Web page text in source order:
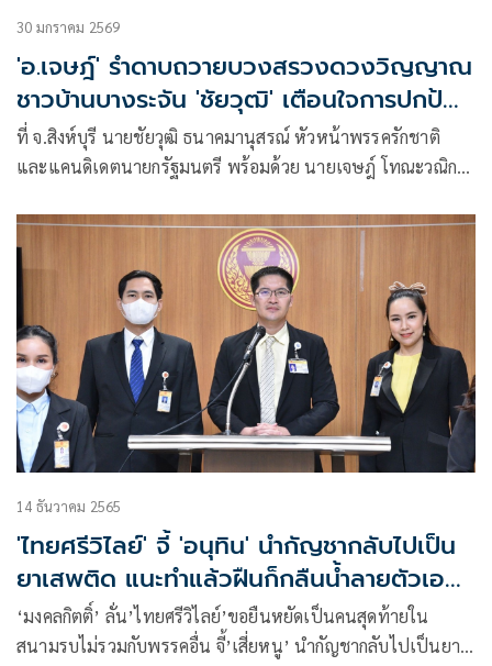
30 มกราคม 2569
'อ.เจษฎ์' รำดาบถวายบวงสรวงดวงวิญญาณ
ชาวบ้านบางระจัน 'ชัยวุฒิ' เตือนใจการปกป้อง
แผ่นดิน
ที่ จ.สิงห์บุรี นายชัยวุฒิ ธนาคมานุสรณ์ หัวหน้าพรรครักชาติ
และแคนดิเดตนายกรัฐมนตรี พร้อมด้วย นายเจษฎ์ โทณะวณิก
บวงสรวงดวงวิญญาณวีรชนค่ายบางระจัน
14 ธันวาคม 2565
'ไทยศรีวิไลย์' จี้ 'อนุทิน' นำกัญชากลับไปเป็น
ยาเสพติด แนะทำแล้วฝืนก็กลืนน้ำลายตัวเอง
ได้
‘มงคลกิตติ์’ ลั่น’ไทยศรีวิไลย์’ขอยืนหยัดเป็นคนสุดท้ายใน
สนามรบไม่รวมกับพรรคอื่น จี้’เสี่ยหนู’ นำกัญชากลับไปเป็นยา